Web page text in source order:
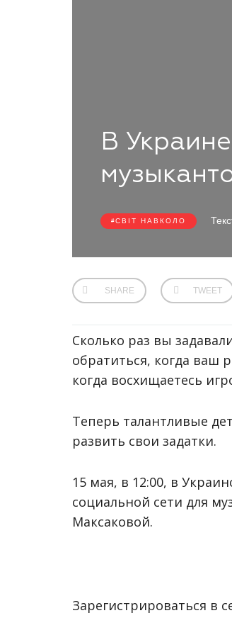
В
СВІТ НАВКОЛО
SHARE TWEET
Сколько раз вы
обратиться, когда ваш
когда восхищаетесь
Теперь талантливые
развить свои задатки.
15 мая, в 12:00, в
социальной сети для
Максаковой.
Зарегистрироваться в